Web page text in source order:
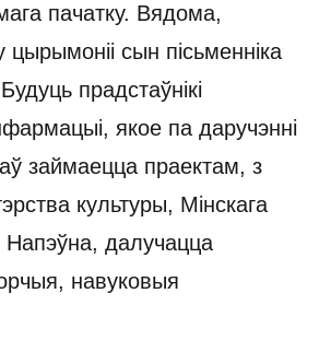
пачатку. Вядома,
сын пісьменніка
прадстаўнікі
якое па даручэнні
займаецца праектам, з
культуры, Мінскага
Напэўна, далучацца
навуковыя